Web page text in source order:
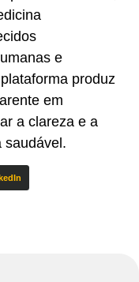
e
produz
em
a clareza e a
saudável.